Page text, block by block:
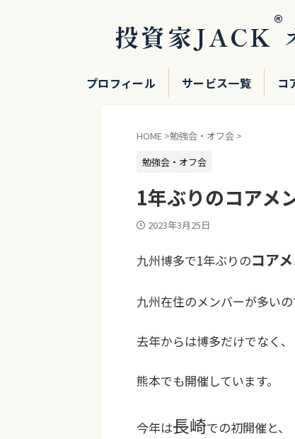
投資家JACK®
プロフィール サービス一覧 コ
HOME >勉強会・オフ会 >
勉強会・オフ会
1年ぶりのコアメ
2023年3月25日
九州博多で1年ぶりのコア
九州在住のメンバーが多いの
去年からは博多だけでなく、
熊本でも開催しています。
今年は長崎での初開催と、